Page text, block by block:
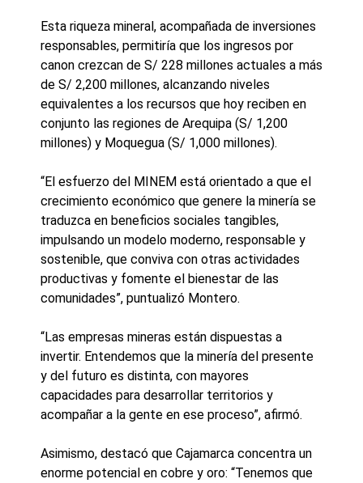
Esta riqueza mineral, acompañada de inversiones
responsables, permitiría que los ingresos por
canon crezcan de S/ 228 millones actuales a más
de S/ 2,200 millones, alcanzando niveles
equivalentes a los recursos que hoy reciben en
conjunto las regiones de Arequipa (S/ 1,200
millones) y Moquegua (S/ 1,000 millones).
“El esfuerzo del MINEM está orientado a que el
crecimiento económico que genere la minería se
traduzca en beneficios sociales tangibles,
impulsando un modelo moderno, responsable y
sostenible, que conviva con otras actividades
productivas y fomente el bienestar de las
comunidades”, puntualizó Montero.
“Las empresas mineras están dispuestas a
invertir. Entendemos que la minería del presente
y del futuro es distinta, con mayores
capacidades para desarrollar territorios y
acompañar a la gente en ese proceso”, afirmó.
Asimismo, destacó que Cajamarca concentra un
enorme potencial en cobre y oro: “Tenemos que